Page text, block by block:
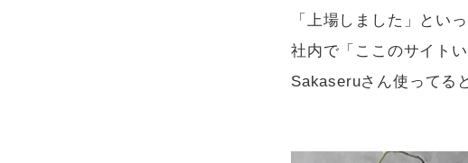
「上場しました」とい
社内で「ここのサイト
Sakaseruさん使ってる